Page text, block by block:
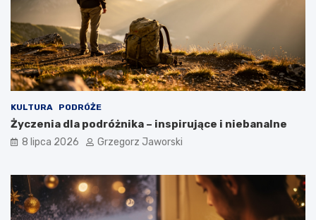
KULTURA PODRÓŻE
Życzenia dla podróżnika – inspirujące i niebanalne
8 lipca 2026 Grzegorz Jaworski